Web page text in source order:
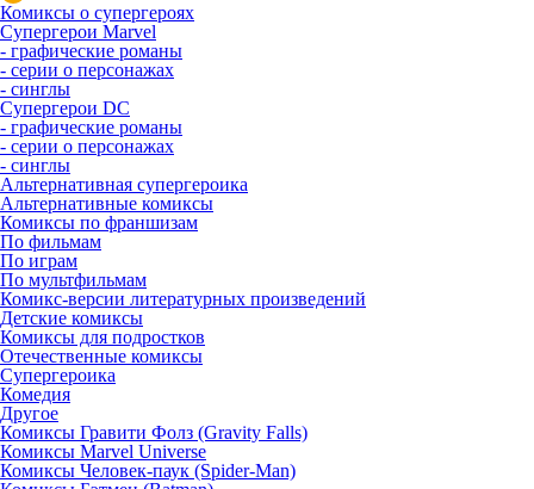
Комиксы о супергероях
Супергерои Marvel
- графические романы
- серии о персонажах
- синглы
Супергерои DC
- графические романы
- серии о персонажах
- синглы
Альтернативная супергероика
Альтернативные комиксы
Комиксы по франшизам
По фильмам
По играм
По мультфильмам
Комикс-версии литературных произведений
Детские комиксы
Комиксы для подростков
Отечественные комиксы
Супергероика
Комедия
Другое
Комиксы Гравити Фолз (Gravity Falls)
Комиксы Marvel Universe
Комиксы Человек-паук (Spider-Man)